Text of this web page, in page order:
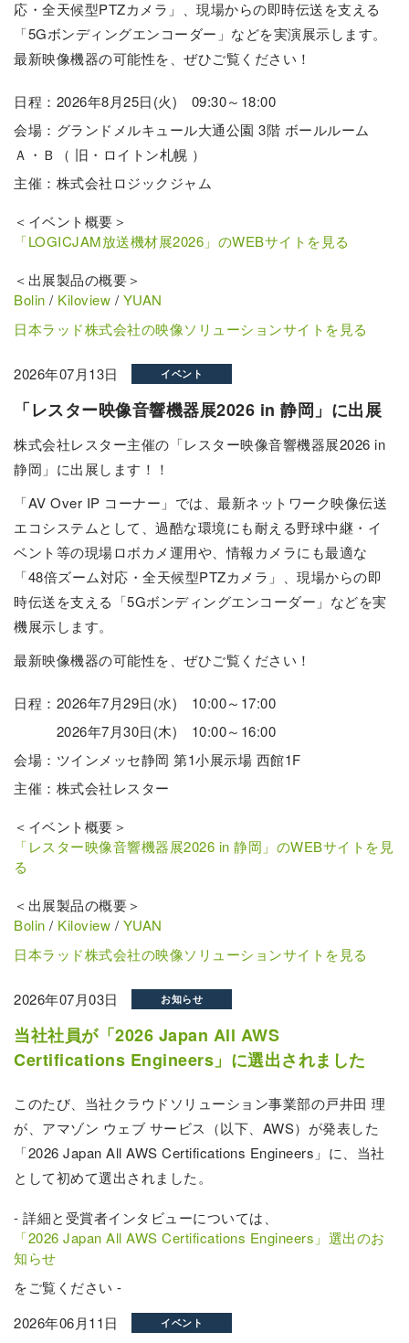
応・全天候型PTZカメラ」、現場からの即時伝送を支える
「5Gボンディングエンコーダー」などを実演展示します。
最新映像機器の可能性を、ぜひご覧ください！
日程：2026年8月25日(火) 09:30～18:00
会場：グランドメルキュール大通公園 3階 ボールルーム
Ａ・Ｂ（ 旧・ロイトン札幌 ）
主催：株式会社ロジックジャム
＜イベント概要＞
「LOGICJAM放送機材展2026」のWEBサイトを見る
＜出展製品の概要＞
Bolin / Kiloview / YUAN
日本ラッド株式会社の映像ソリューションサイトを見る
2026年07月13日 イベント
「レスター映像音響機器展2026 in 静岡」に出展
株式会社レスター主催の「レスター映像音響機器展2026 in
静岡」に出展します！！
「AV Over IP コーナー」では、最新ネットワーク映像伝送
エコシステムとして、過酷な環境にも耐える野球中継・イ
ベント等の現場ロボカメ運用や、情報カメラにも最適な
「48倍ズーム対応・全天候型PTZカメラ」、現場からの即
時伝送を支える「5Gボンディングエンコーダー」などを実
機展示します。
最新映像機器の可能性を、ぜひご覧ください！
日程：2026年7月29日(水) 10:00～17:00
2026年7月30日(木) 10:00～16:00
会場：ツインメッセ静岡 第1小展示場 西館1F
主催：株式会社レスター
＜イベント概要＞
「レスター映像音響機器展2026 in 静岡」のWEBサイトを見
る
＜出展製品の概要＞
Bolin / Kiloview / YUAN
日本ラッド株式会社の映像ソリューションサイトを見る
2026年07月03日 お知らせ
当社社員が「2026 Japan All AWS
Certifications Engineers」に選出されました
このたび、当社クラウドソリューション事業部の戸井田 理
が、アマゾン ウェブ サービス（以下、AWS）が発表した
「2026 Japan All AWS Certifications Engineers」に、当社
として初めて選出されました。
- 詳細と受賞者インタビューについては、
「2026 Japan All AWS Certifications Engineers」選出のお
知らせ
をご覧ください -
2026年06月11日
イベント